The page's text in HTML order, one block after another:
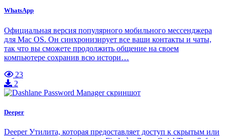
WhatsApp
Официальная версия популярного мобильного мессенджера
для Mac OS. Он синхронизирует все ваши контакты и чаты,
так что вы сможете продолжить общение на своем
компьютере сохранив всю истори…
23
2
Deeper
Deeper Утилита, которая предоставляет доступ к скрытым или